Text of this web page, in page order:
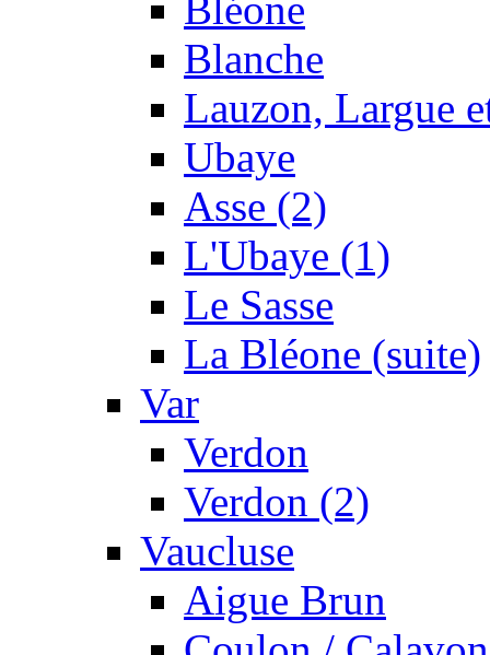
Bléone
Blanche
Lauzon, Largue
Ubaye
Asse (2)
L'Ubaye (1)
Le Sasse
La Bléone (suite)
Var
Verdon
Verdon (2)
Vaucluse
Aigue Brun